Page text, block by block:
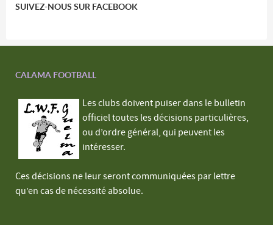
SUIVEZ-NOUS SUR FACEBOOK
CALAMA FOOTBALL
Les clubs doivent puiser dans le bulletin
officiel toutes les décisions particulières,
ou d’ordre général, qui peuvent les
intéresser.
Ces décisions ne leur seront communiquées par lettre
qu’en cas de nécessité absolue.